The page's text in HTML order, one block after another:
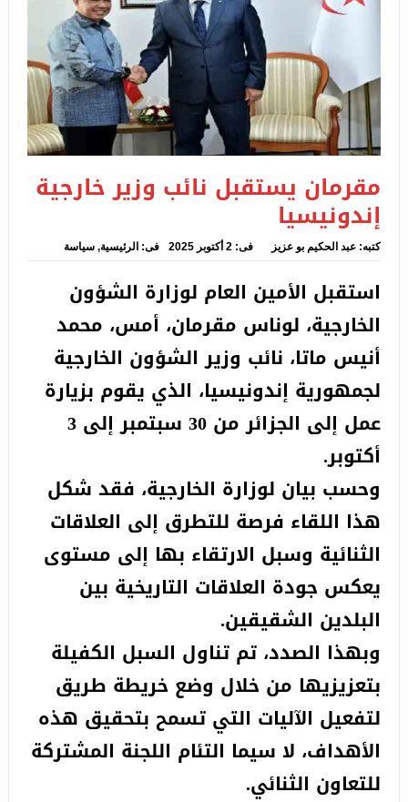
استقبال بوغالي وفداً من مجلس الشورى العُماني
مصرع عامل بورشة حفر قنوات الصرف الصحي بعد انهيار
ترابي بإيليزي
الحكم على عصابة أحياء ضمنها ستينية ببلوزداد
تفكيك جمعية أشرار واسترجاع مركبة مسروقة بتلمسان
آيت مسعودان يؤكد مواصلة الجزائر دعم المبادرات
القارية لترقية الصحة العمومية في إفريقيا
مقرمان يستقبل نائب وزير خارجية
إندونيسيا
كتبه: عبد الحكيم بو عزيز فى: 2 أكتوبر 2025 فى: الرئيسية, سياسة
استقبل الأمين العام لوزارة الشؤون
الخارجية، لوناس مقرمان، أمس، محمد
أنيس ماتا، نائب وزير الشؤون الخارجية
لجمهورية إندونيسيا، الذي يقوم بزيارة
عمل إلى الجزائر من 30 سبتمبر إلى 3
أكتوبر.
وحسب بيان لوزارة الخارجية، فقد شكل
هذا اللقاء فرصة للتطرق إلى العلاقات
الثنائية وسبل الارتقاء بها إلى مستوى
يعكس جودة العلاقات التاريخية بين
البلدين الشقيقين.
وبهذا الصدد، تم تناول السبل الكفيلة
بتعزيزيها من خلال وضع خريطة طريق
لتفعيل الآليات التي تسمح بتحقيق هذه
الأهداف، لا سيما التئام اللجنة المشتركة
للتعاون الثنائي.